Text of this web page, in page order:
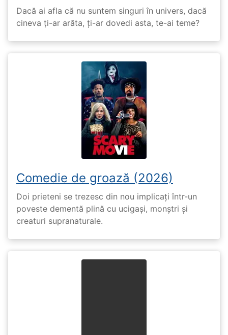
Dacă ai afla că nu suntem singuri în univers, dacă
cineva ți-ar arăta, ți-ar dovedi asta, te-ai teme?
Comedie de groază (2026)
Doi prieteni se trezesc din nou implicați într-un
poveste dementă plină cu ucigași, monștri și
creaturi supranaturale.